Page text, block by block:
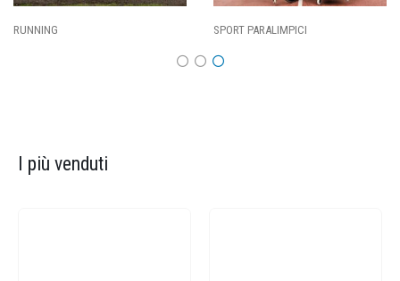
SPORT PARALIMPICI
I più venduti